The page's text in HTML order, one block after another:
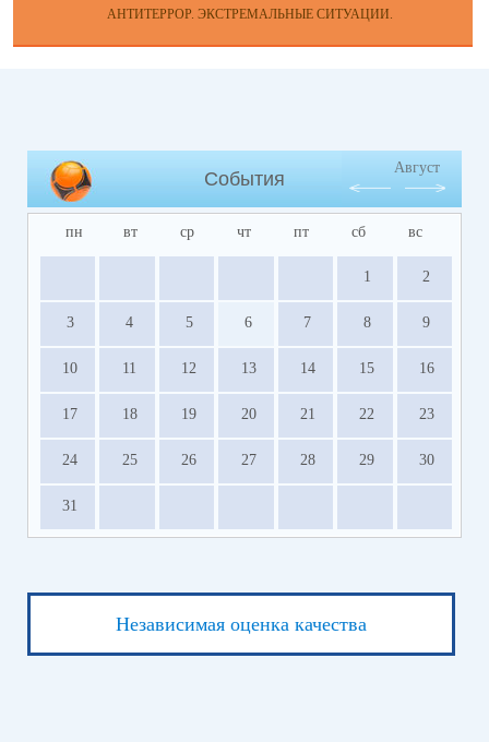
АНТИТЕРРОР. ЭКСТРЕМАЛЬНЫЕ СИТУАЦИИ.
События
Август
пн вт ср чт пт сб вс
1 2
3 4 5 6 7 8 9
10 11 12 13 14 15 16
17 18 19 20 21 22 23
24 25 26 27 28 29 30
31
Независимая оценка качества